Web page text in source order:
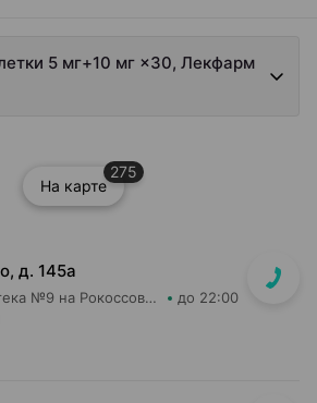
5 мг+10 мг ×30, Лекфарм
На карте
275
д. 145а
ФармОстров ООО Аптека №9 на Рокоссовского до 22:00